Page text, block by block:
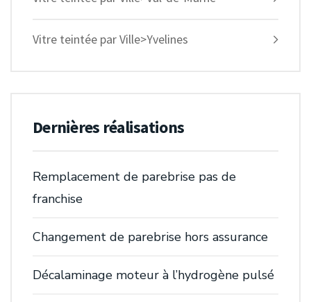
Vitre teintée par Ville>Yvelines
Dernières réalisations
Remplacement de parebrise pas de
franchise
Changement de parebrise hors assurance
Décalaminage moteur à l’hydrogène pulsé